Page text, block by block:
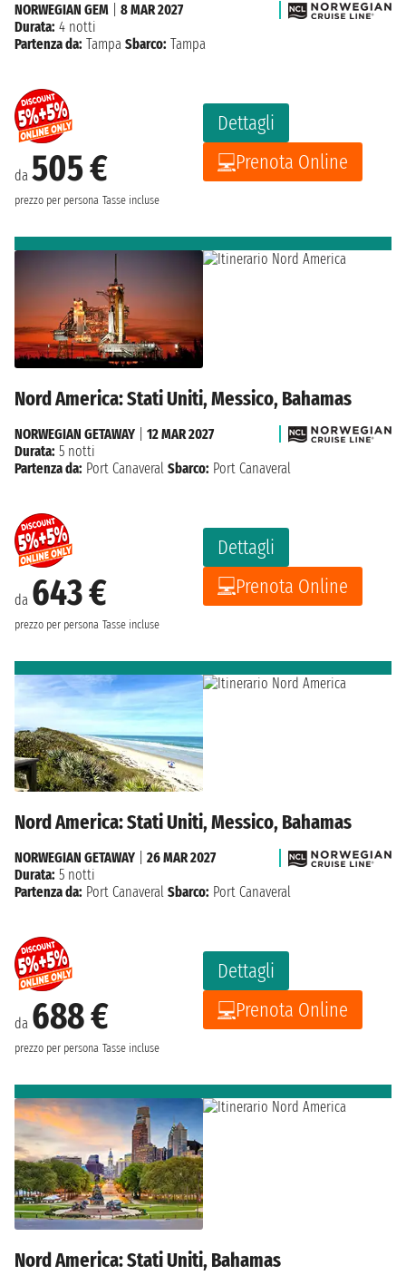
da 505 €
prezzo per persona Tasse incluse
Dettagli
Prenota Online
NORWEGIAN GEM
8 MAR 2027
Durata: 4 notti
Partenza da: Tampa Sbarco: Tampa
Nord America: Stati Uniti, Messico, Bahamas
da 643 €
prezzo per persona Tasse incluse
Dettagli
Prenota Online
NORWEGIAN GETAWAY
12 MAR 2027
Durata: 5 notti
Partenza da: Port Canaveral Sbarco: Port Canaveral
Nord America: Stati Uniti, Messico, Bahamas
da 688 €
prezzo per persona Tasse incluse
Dettagli
Prenota Online
NORWEGIAN GETAWAY
26 MAR 2027
Durata: 5 notti
Partenza da: Port Canaveral Sbarco: Port Canaveral
Nord America: Stati Uniti, Bahamas